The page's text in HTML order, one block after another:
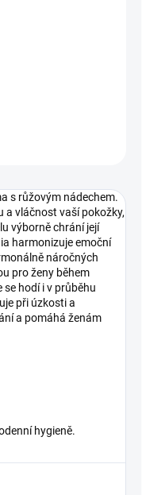
s růžovým nádechem.
a vláčnost vaší pokožky,
výborně chrání její
harmonizuje emoční
náročných
pro ženy během
hodí i v průběhu
při úzkosti a
a pomáhá ženám
hygieně.